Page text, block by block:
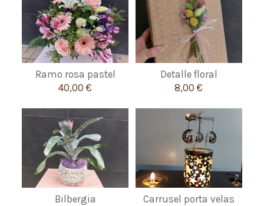
Ramo rosa pastel
40,00 €
Detalle floral
8,00 €
Bilbergia
Carrusel porta velas